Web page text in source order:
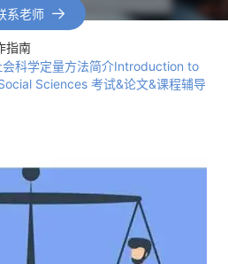
系老师 
指南
科学定量方法简介Introduction to
Sciences 考试&论文&课程辅导